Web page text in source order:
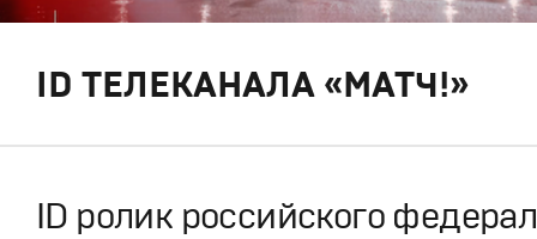
ID ТЕЛЕКАНАЛА «МАТЧ!»
ID ролик российского